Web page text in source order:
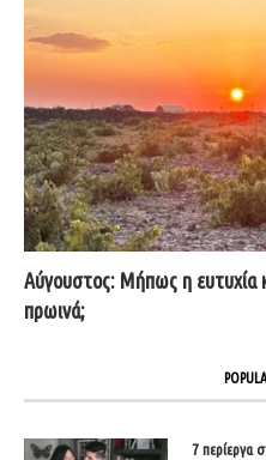
Αύγουστος: Μήπως η ευτυχία
πρωινά;
7 περίεργα